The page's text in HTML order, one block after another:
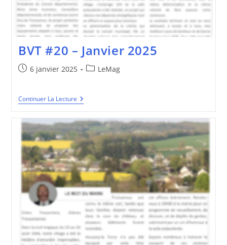
BVT #20 – Janvier 2025
Publication
6 janvier 2025
PostLeMag
Continuer La LectureBVT
#20
Janvier
2025